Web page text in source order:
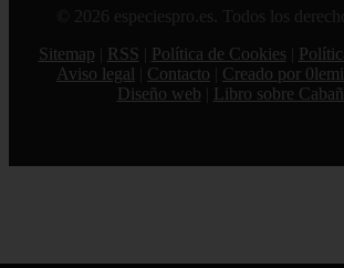
© 2026 especiespro.es. Todos los
Sitemap
RSS Política de Cookies
Aviso legal
Contacto
Creado por
Diseño web
Libro sobre